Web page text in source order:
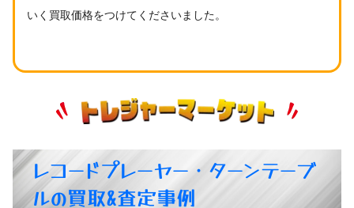
いく買取価格をつけてくださいました。
レコードプレーヤー・ターンテーブ
ルの買取&査定事例